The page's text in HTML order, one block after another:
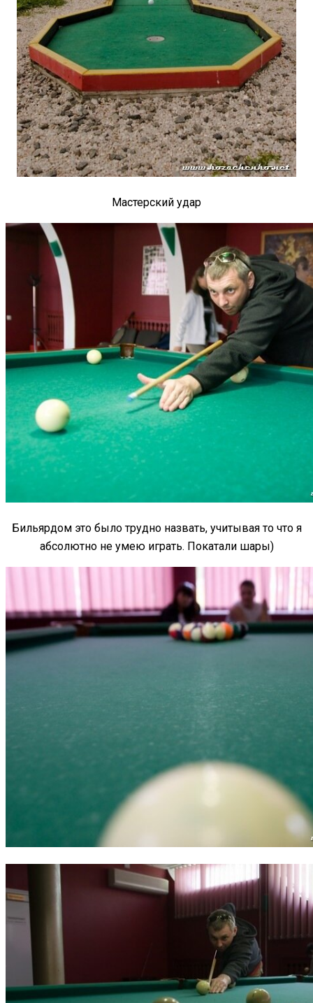
Мастерский удар
Бильярдом это было трудно назвать, учитывая то что я
абсолютно не умею играть. Покатали шары)